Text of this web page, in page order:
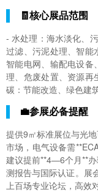
🧾核心展品范围
- 水处理：海水淡化、
过滤、污泥处理、智能
智能电网、输配电设
理、危废处置、资源再
碳：节能改造、绿色建
💼参展必备提醒
提供9㎡标准展位与光
市场，电气设备需
建议提前**4—6个月**
测报告与国际认证。展
上百场专业论坛，高效